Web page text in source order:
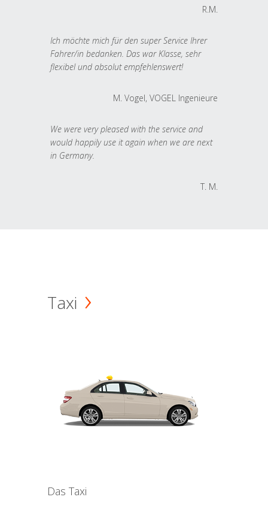
R.M.
Ich möchte mich für den super Service Ihrer
Fahrer/in bedanken. Das war Klasse, sehr
flexibel und absolut empfehlenswert!
M. Vogel, VOGEL Ingenieure
We were very pleased with the service and
would happily use it again when we are next
in Germany.
T. M.
Taxi
Das Taxi